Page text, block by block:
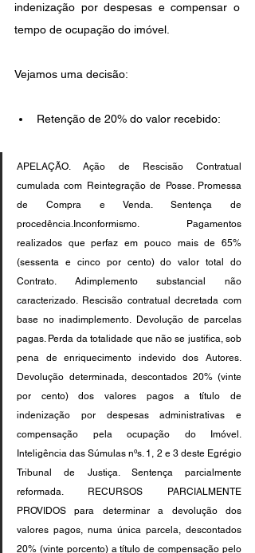
indenização por despesas e compensar o
tempo de ocupação do imóvel.
Vejamos uma decisão:
Retenção de 20% do valor recebido:
APELAÇÃO. Ação de Rescisão Contratual
cumulada com Reintegração de Posse. Promessa
de Compra e Venda. Sentença de
procedência.Inconformismo. Pagamentos
realizados que perfaz em pouco mais de 65%
(sessenta e cinco por cento) do valor total do
Contrato. Adimplemento substancial não
caracterizado. Rescisão contratual decretada com
base no inadimplemento. Devolução de parcelas
pagas. Perda da totalidade que não se justifica, sob
pena de enriquecimento indevido dos Autores.
Devolução determinada, descontados 20% (vinte
por cento) dos valores pagos a título de
indenização por despesas administrativas e
compensação pela ocupação do Imóvel.
Inteligência das Súmulas nºs. 1, 2 e 3 deste Egrégio
Tribunal de Justiça. Sentença parcialmente
reformada. RECURSOS PARCIALMENTE
PROVIDOS para determinar a devolução dos
valores pagos, numa única parcela, descontados
20% (vinte porcento) a título de compensação pelo